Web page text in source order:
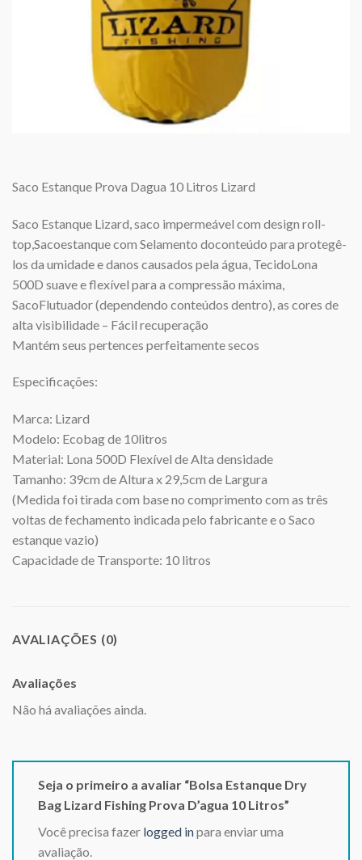
Saco Estanque Prova Dagua 10 Litros Lizard
Saco Estanque Lizard, saco impermeável com design roll-
top,Sacoestanque com Selamento doconteúdo para protegê-
los da umidade e danos causados pela água, TecidoLona
500D suave e flexível para a compressão máxima,
SacoFlutuador (dependendo conteúdos dentro), as cores de
alta visibilidade – Fácil recuperação
Mantém seus pertences perfeitamente secos
Especificações:
Marca: Lizard
Modelo: Ecobag de 10litros
Material: Lona 500D Flexível de Alta densidade
Tamanho: 39cm de Altura x 29,5cm de Largura
(Medida foi tirada com base no comprimento com as três
voltas de fechamento indicada pelo fabricante e o Saco
estanque vazio)
Capacidade de Transporte: 10 litros
AVALIAÇÕES (0)
Avaliações
Não há avaliações ainda.
Seja o primeiro a avaliar “Bolsa Estanque Dry
Bag Lizard Fishing Prova D’agua 10 Litros”
Você precisa fazer logged inpara enviar uma
avaliação.